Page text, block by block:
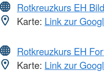
Rotkreuzkurs EH
Karte: Link zur
Rotkreuzkurs EH
Karte: Link zur